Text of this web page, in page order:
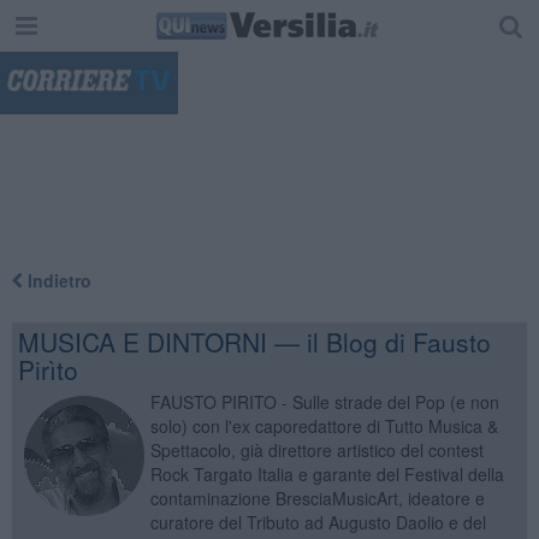
Indietro
MUSICA E DINTORNI — il Blog di Fausto
Pirìto
FAUSTO PIRITO - Sulle strade del Pop (e non
solo) con l'ex caporedattore di Tutto Musica &
Spettacolo, già direttore artistico del contest
Rock Targato Italia e garante del Festival della
contaminazione BresciaMusicArt, ideatore e
curatore del Tributo ad Augusto Daolio e del